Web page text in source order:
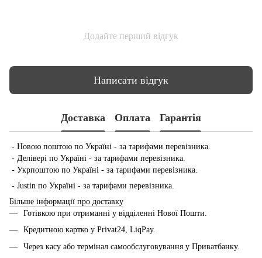
Додайте перший відгук
Написати відгук
Доставка Оплата Гарантія
- Новою поштою по Україні - за тарифами перевізника.
- Делівері по Україні - за тарифами перевізника.
- Укрпоштою по Україні - за тарифами перевізника.
- Justin по Україні - за тарифами перевізника.
Більше інформації про доставку
Готівкою при отриманні у відділенні Нової Пошти.
Кредитною картко у Privat24, LiqPay.
Через касу або термінал самообслуговування у Приватбанку.